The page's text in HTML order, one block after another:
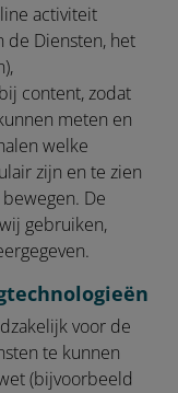
activiteit
de Diensten, het
content, zodat
meten en
welke
zijn en te zien
De
gebruiken,
voor de
te kunnen
(bijvoorbeeld